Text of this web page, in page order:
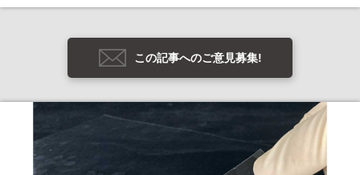
この記事へのご意見募集!